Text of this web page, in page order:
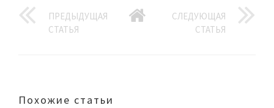
ПРЕДЫДУЩАЯ
СТАТЬЯ
СЛЕДУЮЩАЯ
СТАТЬЯ
Похожие статьи